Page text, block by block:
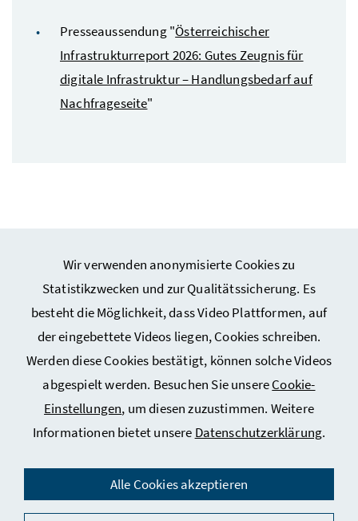
Wir verwenden anonymisierte Cookies zu
Statistikzwecken und zur Qualitätssicherung. Es
besteht die Möglichkeit, dass Video Plattformen, auf
der eingebettete Videos liegen, Cookies schreiben.
Werden diese Cookies bestätigt, können solche Videos
abgespielt werden. Besuchen Sie unsereCookie-
Einstellungen, um diesen zuzustimmen. Weitere
Informationen bietet unsere Datenschutzerklärung.
Alle Cookies akzeptieren
Presseaussendung "Österreichischer
Infrastrukturreport 2026: Gutes Zeugnis für
digitale Infrastruktur – Handlungsbedarf auf
Nachfrageseite"
Webseiten Kunst und Kultur
Webseiten Sport
Service
Datenschutz
Kontakt